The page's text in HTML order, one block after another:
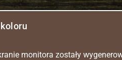
monitora zostały